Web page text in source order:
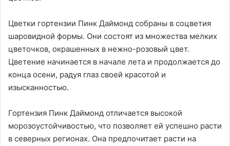
Цветки гортензии Пинк Даймонд собраны в соцветия
шаровидной формы. Они состоят из множества мелких
цветочков, окрашенных в нежно-розовый цвет.
Цветение начинается в начале лета и продолжается до
конца осени, радуя глаз своей красотой и
изысканностью.
Гортензия Пинк Даймонд отличается высокой
морозоустойчивостью, что позволяет ей успешно расти
в северных регионах. Она предпочитает расти на